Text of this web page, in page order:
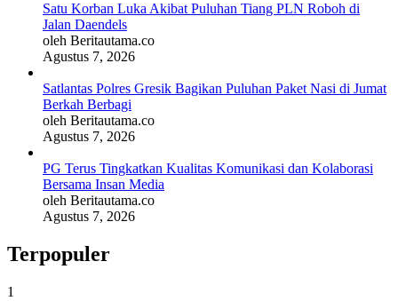
Satu Korban Luka Akibat Puluhan Tiang PLN Roboh di
Jalan Daendels
oleh Beritautama.co
Agustus 7, 2026
Satlantas Polres Gresik Bagikan Puluhan Paket Nasi di Jumat
Berkah Berbagi
oleh Beritautama.co
Agustus 7, 2026
PG Terus Tingkatkan Kualitas Komunikasi dan Kolaborasi
Bersama Insan Media
oleh Beritautama.co
Agustus 7, 2026
Terpopuler
1